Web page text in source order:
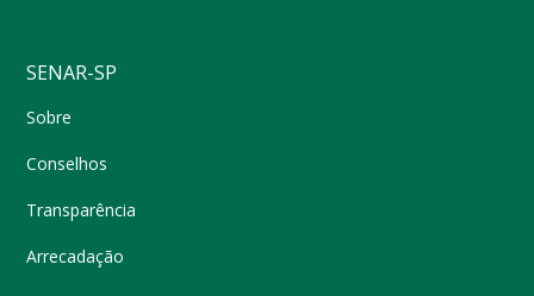
SENAR-SP
Sobre
Conselhos
Transparência
Arrecadação